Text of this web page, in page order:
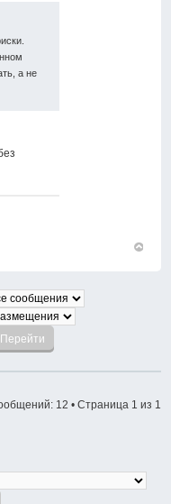
а не
12 • Страница 1 из 1